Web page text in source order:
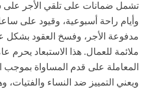
تشمل ضمانات على تلقي الأجر على
وأيام راحة أسبوعية، وقيود على
مدفوعة الأجر، وفسخ العقود بشكل
ملائمة للعمال. هذا الاستبعاد يحرم
المعاملة على قدم المساواة بموجب
ويعني التمييز ضد النساء والفتيات،